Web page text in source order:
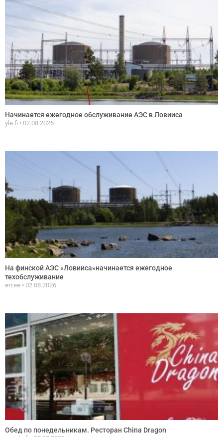
Начинается ежегодное обслуживание АЭС в Ловииса
yle.fi 02.08.2026
На финской АЭС «Ловииса»начинается ежегодное
техобслуживание
err.ee 02.08.2026
Обед по понедельникам. Ресторан China Dragon